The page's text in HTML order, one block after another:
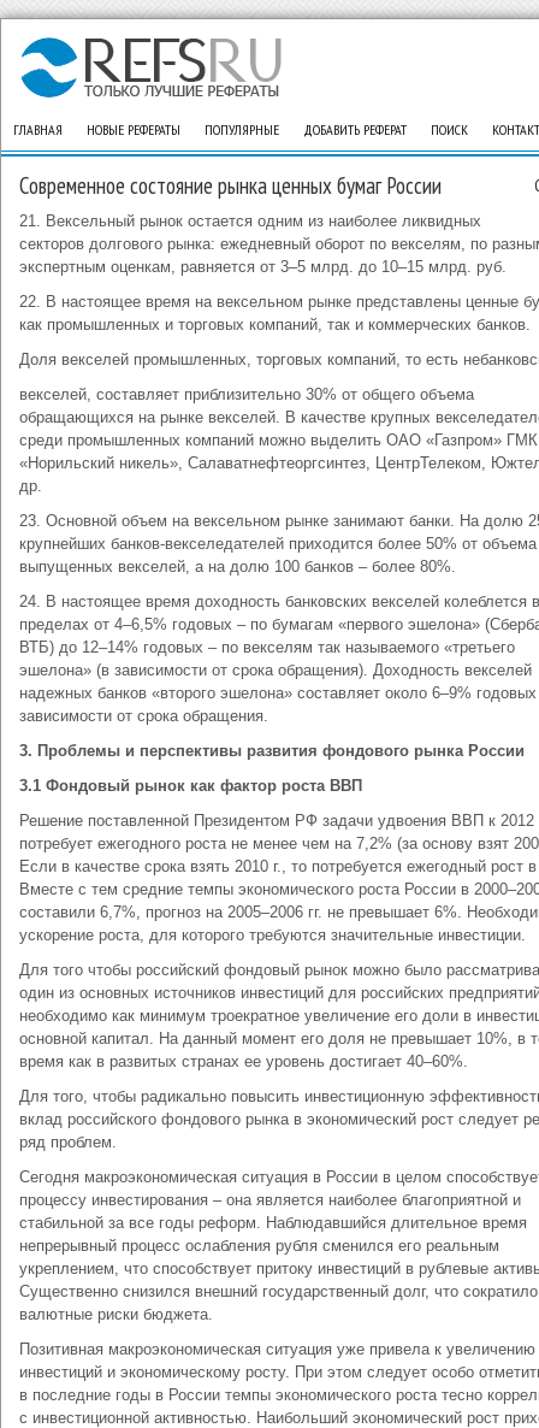
ГЛАВНАЯ НОВЫЕ РЕФЕРАТЫ ПОПУЛЯРНЫЕ ДОБАВИТЬ РЕФЕРАТ ПОИСК
Современное состояние рынка ценных бумаг России
21. Вексельный рынок остается одним из наиболее ликвидных
секторов долгового рынка: ежедневный оборот по векселям, по
экспертным оценкам, равняется от 3–5 млрд. до 10–15 млрд. руб.
22. В настоящее время на вексельном рынке представлены ценные
как промышленных и торговых компаний, так и коммерческих банков.
Доля векселей промышленных, торговых компаний, то есть
векселей, составляет приблизительно 30% от общего объема
обращающихся на рынке векселей. В качестве крупных
среди промышленных компаний можно выделить ОАО «Газпром» ГМК
«Норильский никель», Салаватнефтеоргсинтез, ЦентрТелеком,
др.
23. Основной объем на вексельном рынке занимают банки. На долю
крупнейших банков-векселедателей приходится более 50% от объема
выпущенных векселей, а на долю 100 банков – более 80%.
24. В настоящее время доходность банковских векселей колеблется в
пределах от 4–6,5% годовых – по бумагам «первого эшелона»
ВТБ) до 12–14% годовых – по векселям так называемого «третьего
эшелона» (в зависимости от срока обращения). Доходность векселей
надежных банков «второго эшелона» составляет около 6–9%
зависимости от срока обращения.
3. Проблемы и перспективы развития фондового рынка России
3.1 Фондовый рынок как фактор роста ВВП
Решение поставленной Президентом РФ задачи удвоения ВВП к 2012
потребует ежегодного роста не менее чем на 7,2% (за основу взят
Если в качестве срока взять 2010 г., то потребуется ежегодный рост
Вместе с тем средние темпы экономического роста России в
составили 6,7%, прогноз на 2005–2006 гг. не превышает 6%.
ускорение роста, для которого требуются значительные инвестиции.
Для того чтобы российский фондовый рынок можно было
один из основных источников инвестиций для российских
необходимо как минимум троекратное увеличение его доли в
основной капитал. На данный момент его доля не превышает 10%, в
время как в развитых странах ее уровень достигает 40–60%.
Для того, чтобы радикально повысить инвестиционную
вклад российского фондового рынка в экономический рост следует
ряд проблем.
Сегодня макроэкономическая ситуация в России в целом
процессу инвестирования – она является наиболее благоприятной и
стабильной за все годы реформ. Наблюдавшийся длительное время
непрерывный процесс ослабления рубля сменился его реальным
укреплением, что способствует притоку инвестиций в рублевые
Существенно снизился внешний государственный долг, что сократило
валютные риски бюджета.
Позитивная макроэкономическая ситуация уже привела к увеличению
инвестиций и экономическому росту. При этом следует особо
в последние годы в России темпы экономического роста тесно
с инвестиционной активностью. Наибольший экономический рост